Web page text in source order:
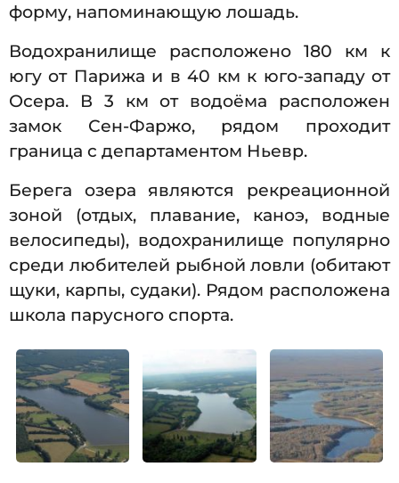
форму, напоминающую лошадь.
Водохранилище расположено 180 км к
югу от Парижа и в 40 км к юго-западу от
Осера. В 3 км от водоёма расположен
замок Сен-Фаржо, рядом проходит
граница с департаментом Ньевр.
Берега озера являются рекреационной
зоной (отдых, плавание, каноэ, водные
велосипеды), водохранилище популярно
среди любителей рыбной ловли (обитают
щуки, карпы, судаки). Рядом расположена
школа парусного спорта.